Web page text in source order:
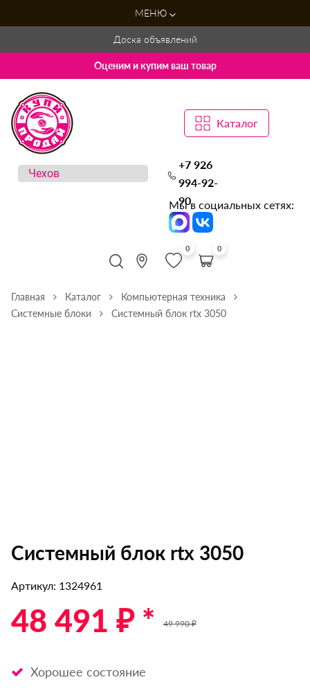
МЕНЮ
Доска объявлений
Оценим и купим ваш товар
Каталог
+7 926
994-92-
90
Мы в социальных сетях:
0 0
Главная Каталог
Компьютерная техника
Системные блоки
Системный блок rtx 3050
Системный блок rtx 3050
Артикул: 1324961
48 491 ₽ * 49 990 ₽
Хорошее состояние